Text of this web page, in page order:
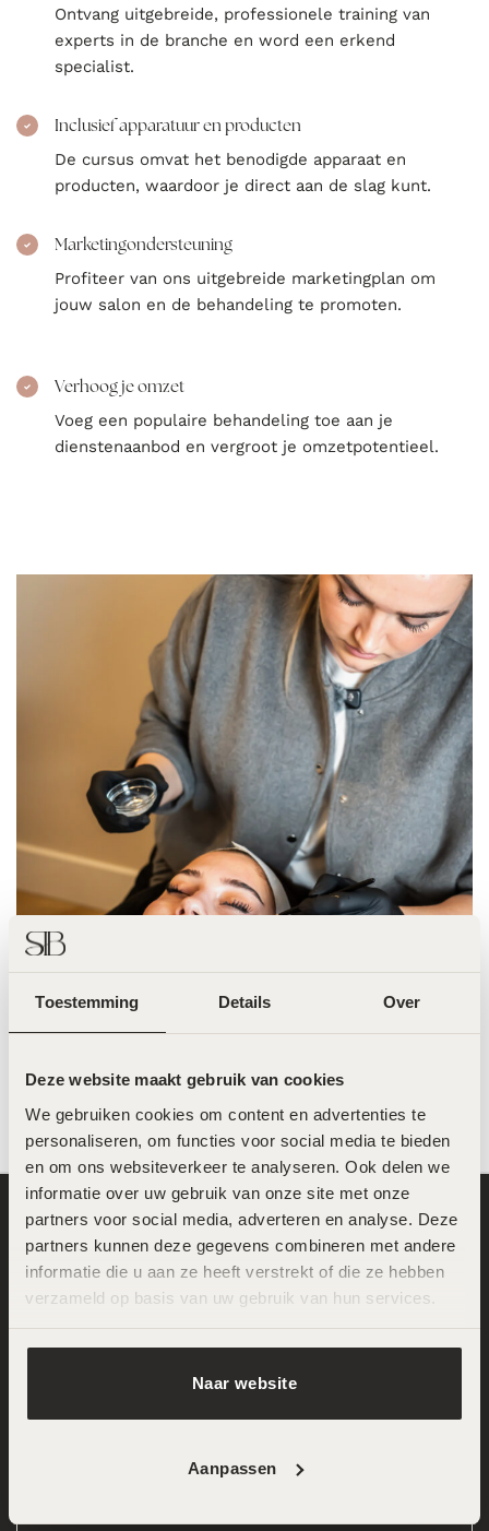
Toestemming Details Over
Deze website maakt gebruik van cookies
We gebruiken cookies om content en advertenties te
personaliseren, om functies voor social media te bieden
en om ons websiteverkeer te analyseren. Ook delen we
informatie over uw gebruik van onze site met onze
partners voor social media, adverteren en analyse. Deze
partners kunnen deze gegevens combineren met andere
informatie die u aan ze heeft verstrekt of die ze hebben
verzameld op basis van uw gebruik van hun services.
Naar website
Aanpassen
Ontvang uitgebreide, professionele training van
experts in de branche en word een erkend
specialist.
Inclusief apparatuur en producten
De cursus omvat het benodigde apparaat en
producten, waardoor je direct aan de slag kunt.
Marketingondersteuning
Profiteer van ons uitgebreide marketingplan om
jouw salon en de behandeling te promoten.
Verhoog je omzet
Voeg een populaire behandeling toe aan je
dienstenaanbod en vergroot je omzetpotentieel.
Meer informatie over de training